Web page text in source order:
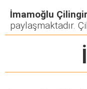
İmamoğlu Çilingir
paylaşmaktadır.